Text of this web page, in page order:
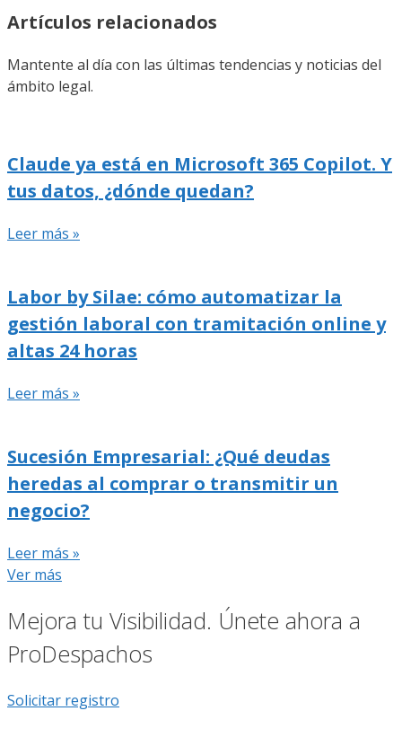
Artículos relacionados
Mantente al día con las últimas tendencias y noticias del
ámbito legal.
Claude ya está en Microsoft 365 Copilot. Y
tus datos, ¿dónde quedan?
Leer más »
Labor by Silae: cómo automatizar la
gestión laboral con tramitación online y
altas 24 horas
Leer más »
Sucesión Empresarial: ¿Qué deudas
heredas al comprar o transmitir un
negocio?
Leer más »
Ver más
Mejora tu Visibilidad. Únete ahora a
ProDespachos
Solicitar registro